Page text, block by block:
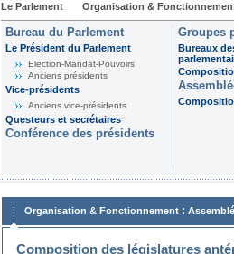
Le Parlement Organisation &
Bureau du Parlement
Le Président du Parlement
Election-Mandat-Pouvoirs
Anciens présidents
Vice-présidents
Anciens vice-présidents
Questeurs et secrétaires
Conférence des présidents
Groupes
Bureaux
Organisation & Fonctionnement :
Composition des législatures